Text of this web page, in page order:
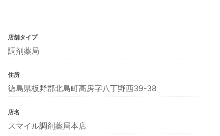
店舗タイプ
調剤薬局
住所
徳島県板野郡北島町高房字八丁野西39-38
店名
スマイル調剤薬局本店